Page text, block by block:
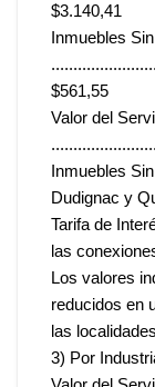
$3.140,41
Inmuebles
$561,55
Valor del
Inmuebles
Dudignac y
Tarifa de
las
Los valores
reducidos en
las
3) Por